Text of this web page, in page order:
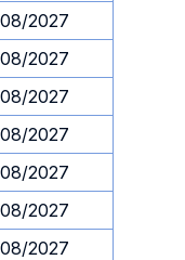
2027
2027
2027
2027
2027
2027
2027